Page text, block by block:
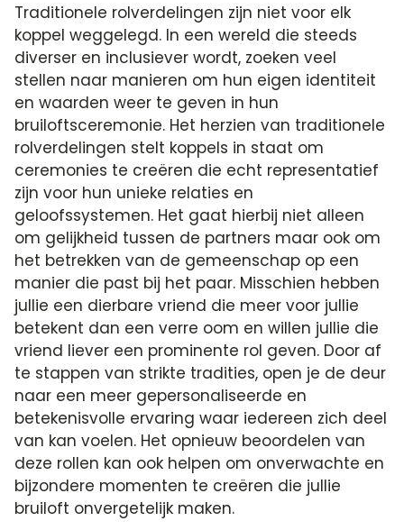
Traditionele rolverdelingen zijn niet voor elk
koppel weggelegd. In een wereld die steeds
diverser en inclusiever wordt, zoeken veel
stellen naar manieren om hun eigen identiteit
en waarden weer te geven in hun
bruiloftsceremonie. Het herzien van traditionele
rolverdelingen stelt koppels in staat om
ceremonies te creëren die echt representatief
zijn voor hun unieke relaties en
geloofssystemen. Het gaat hierbij niet alleen
om gelijkheid tussen de partners maar ook om
het betrekken van de gemeenschap op een
manier die past bij het paar. Misschien hebben
jullie een dierbare vriend die meer voor jullie
betekent dan een verre oom en willen jullie die
vriend liever een prominente rol geven. Door af
te stappen van strikte tradities, open je de deur
naar een meer gepersonaliseerde en
betekenisvolle ervaring waar iedereen zich deel
van kan voelen. Het opnieuw beoordelen van
deze rollen kan ook helpen om onverwachte en
bijzondere momenten te creëren die jullie
bruiloft onvergetelijk maken.